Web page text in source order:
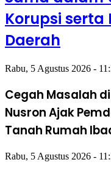
Korupsi serta
Daerah
Rabu, 5 Agustus 2026 -
Cegah Masalah
Nusron Ajak
Tanah Rumah
Rabu, 5 Agustus 2026 -